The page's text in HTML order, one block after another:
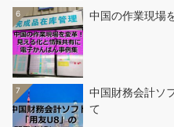
6 中国の作業現場
7
中国財務会計ソ
て